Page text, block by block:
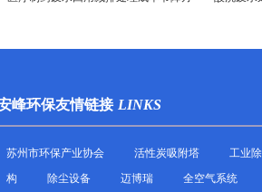
峰环保友情链接 LINKS
苏州市环保产业协会 活性炭吸附塔 工业
构
除尘设备 迈博瑞 全空气系统